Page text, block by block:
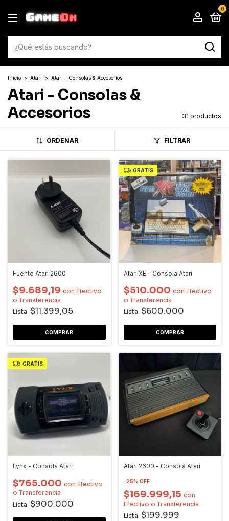
0
Inicio > Atari > Atari - Consolas & Accesorios
Atari - Consolas &
Accesorios
31 productos
ORDENAR FILTRAR
Fuente Atari 2600
$9.689,19 con Efectivo
o Transferencia
Lista: $11.399,05
GRATIS
Atari XE - Consola Atari
$510.000 con Efectivo
o Transferencia
Lista: $600.000
GRATIS
Lynx - Consola Atari
$765.000 con Efectivo
o Transferencia
Lista: $900.000
Atari 2600 - Consola Atari
-25% OFF
$169.999,15 con
Efectivo o Transferencia
Lista: $199.999